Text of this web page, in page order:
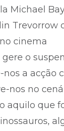
Michael
Trevorrow
cinema
o
nos a acção
nos no
aquilo que